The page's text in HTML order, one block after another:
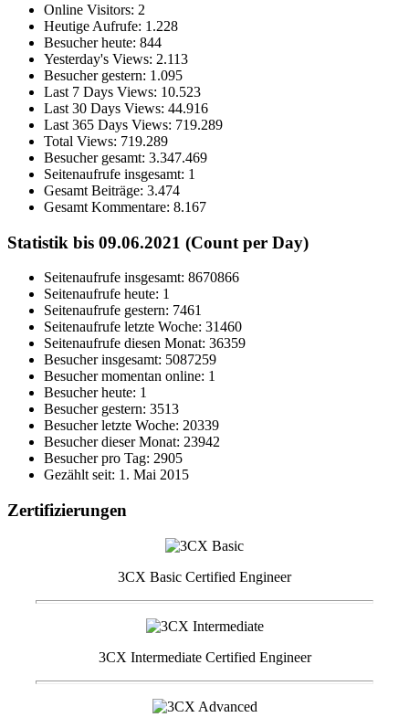
Online Visitors: 2
Heutige Aufrufe: 1.228
Besucher heute: 844
Yesterday's Views: 2.113
Besucher gestern: 1.095
Last 7 Days Views: 10.523
Last 30 Days Views: 44.916
Last 365 Days Views: 719.289
Total Views: 719.289
Besucher gesamt: 3.347.469
Seitenaufrufe insgesamt: 1
Gesamt Beiträge: 3.474
Gesamt Kommentare: 8.167
Statistik bis 09.06.2021 (Count per Day)
Seitenaufrufe insgesamt: 8670866
Seitenaufrufe heute: 1
Seitenaufrufe gestern: 7461
Seitenaufrufe letzte Woche: 31460
Seitenaufrufe diesen Monat: 36359
Besucher insgesamt: 5087259
Besucher momentan online: 1
Besucher heute: 1
Besucher gestern: 3513
Besucher letzte Woche: 20339
Besucher dieser Monat: 23942
Besucher pro Tag: 2905
Gezählt seit: 1. Mai 2015
Zertifizierungen
3CX Basic Certified Engineer
3CX Intermediate Certified Engineer